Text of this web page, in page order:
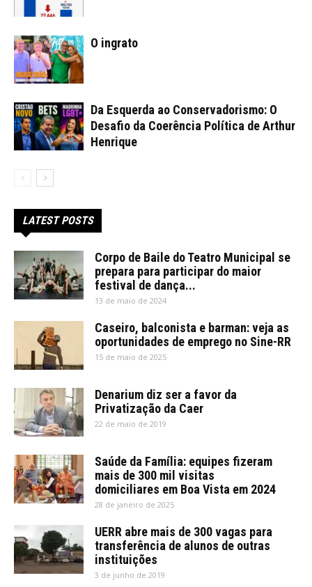
O ingrato
Da Esquerda ao Conservadorismo: O
Desafio da Coerência Política de Arthur
Henrique
LATEST POSTS
Corpo de Baile do Teatro Municipal se
prepara para participar do maior
festival de dança...
13 de maio de 2024
Caseiro, balconista e barman: veja as
oportunidades de emprego no Sine-RR
15 de maio de 2025
Denarium diz ser a favor da
Privatização da Caer
22 de maio de 2019
Saúde da Família: equipes fizeram
mais de 300 mil visitas
domiciliares em Boa Vista em 2024
28 de janeiro de 2025
UERR abre mais de 300 vagas para
transferência de alunos de outras
instituições
3 de junho de 2019